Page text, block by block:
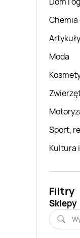
Chemia
Moda
Sport,
Kultura
Filtry
Sklepy